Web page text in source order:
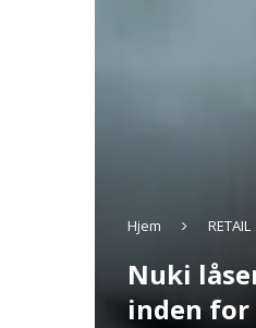
Hjem RETAIL
Nuki
inden for